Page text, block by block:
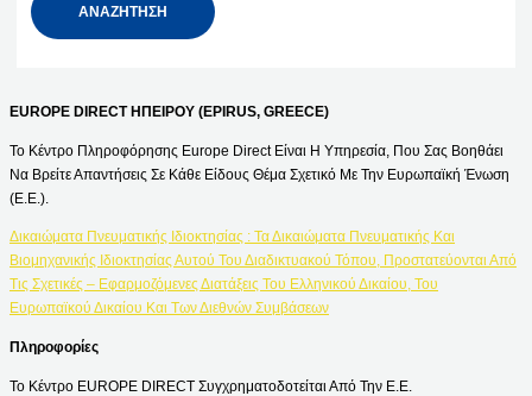
EUROPE DIRECT ΗΠΕΙΡΟΥ (EPIRUS, GREECE)
Το Κέντρο Πληροφόρησης Europe Direct Είναι Η Υπηρεσία, Που Σας Βοηθάει
Να Βρείτε Απαντήσεις Σε Κάθε Είδους Θέμα Σχετικό Με Την Ευρωπαϊκή Ένωση
(Ε.Ε.).
Δικαιώματα Πνευματικής Ιδιοκτησίας : Τα Δικαιώματα Πνευματικής Και
Βιομηχανικής Ιδιοκτησίας Αυτού Του Διαδικτυακού Τόπου, Προστατεύονται Από
Τις Σχετικές – Εφαρμοζόμενες Διατάξεις Του Ελληνικού Δικαίου, Του
Ευρωπαϊκού Δικαίου Και Των Διεθνών Συμβάσεων
Πληροφορίες
Το Κέντρο EUROPE DIRECT Συγχρηματοδοτείται Από Την Ε.Ε.